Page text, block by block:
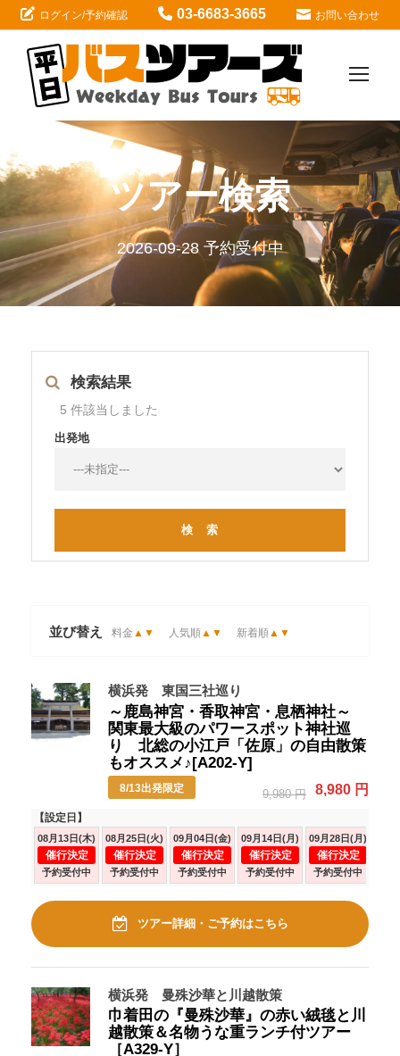
ログイン/予約確認 03-6683-3665 お問い合わせ
ツアー検索
2026-09-28 予約受付中
検索結果
5 件該当しました
出発地
並び替え 料金 ▲ ▼ 人気順 ▲ ▼ 新着順 ▲ ▼
横浜発 東国三社巡り
～鹿島神宮・香取神宮・息栖神社～
関東最大級のパワースポット神社巡
り 北総の小江戸「佐原」の自由散策
もオススメ♪[A202-Y]
8/13出発限定 9,980 円 8,980 円
【設定日】
08月13日(木)
催行決定
予約受付中
08月25日(火)
催行決定
予約受付中
09月04日(金)
催行決定
予約受付中
09月14日(月)
催行決定
予約受付中
09月28日(月)
催行決定
予約受付中
ツアー詳細・ご予約はこちら
横浜発 曼殊沙華と川越散策
巾着田の『曼殊沙華』の赤い絨毯と川
越散策＆名物うな重ランチ付ツアー
［A329-Y］